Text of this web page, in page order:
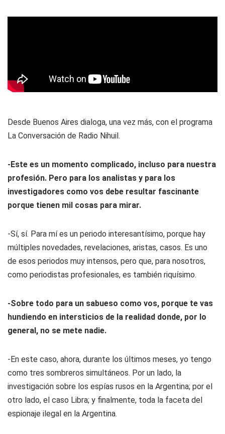
Desde Buenos Aires dialoga, una vez más, con el programa
La Conversación de Radio Nihuil.
-Este es un momento complicado, incluso para nuestra
profesión. Pero para los analistas y para los
investigadores como vos debe resultar fascinante
porque tienen mil cosas para mirar.
-Sí, sí. Para mí es un periodo interesantísimo, porque hay
múltiples novedades, revelaciones, aristas, casos. Es uno
de esos periodos muy intensos, pero que, para nosotros,
como periodistas profesionales, es también riquísimo.
-Sobre todo para un sabueso como vos, porque te vas
hundiendo en intersticios de la realidad donde, por lo
general, no se mete nadie.
-En este caso, ahora, durante los últimos meses, yo tengo
como tres sombreros simultáneos. Por un lado, la
investigación sobre los espías rusos en la Argentina; por el
otro lado, el caso Libra; y finalmente, toda la faceta del
espionaje ilegal en la Argentina.